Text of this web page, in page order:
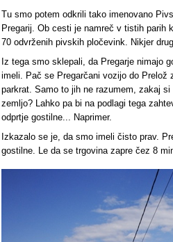
Tu smo potem odkrili tako imenovano
Pregarij. Ob cesti je namreč v tistih parih
70 odvrženih pivskih pločevink. Nikjer
Iz tega smo sklepali, da Pregarje nimajo
imeli. Pač se Pregarčani vozijo do Prelož
parkrat. Samo to jih ne razumem, zakaj
zemljo? Lahko pa bi na podlagi tega
odprtje gostilne... Naprimer.
Izkazalo se je, da smo imeli čisto prav.
gostilne. Le da se trgovina zapre čez 8